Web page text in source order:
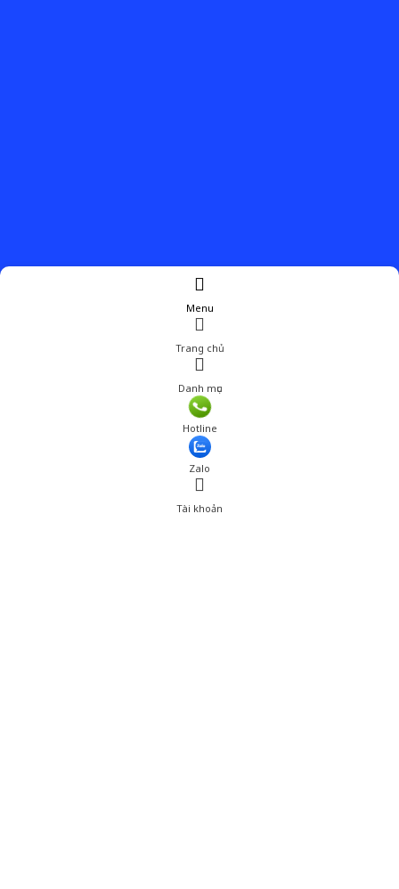
Menu
Trang chủ
Danh mục
Hotline
Zalo
Tài khoản